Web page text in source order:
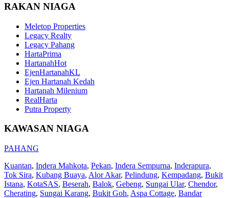
RAKAN NIAGA
Meletop Properties
Legacy Realty
Legacy Pahang
HartaPrima
HartanahHot
EjenHartanahKL
Ejen Hartanah Kedah
Hartanah Milenium
RealHarta
Putra Property
KAWASAN NIAGA
PAHANG
Kuantan, Indera Mahkota, Pekan, Indera Sempurna, Inderapura,
Tok Sira, Kubang Buaya, Alor Akar, Pelindung, Kempadang, Bukit
Istana, KotaSAS, Beserah, Balok, Gebeng, Sungai Ular, Chendor,
Cherating, Sungai Karang, Bukit Goh, Aspa Cottage, Bandar